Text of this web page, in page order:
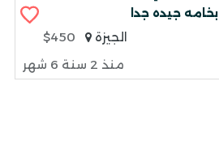
بخامه جيده جدا
$450
الجيزة
منذ 2 سنة 6 شهر